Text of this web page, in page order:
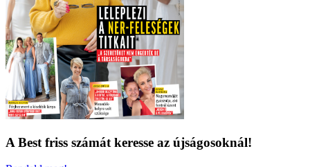
A Best friss számát keresse az újságosoknál!